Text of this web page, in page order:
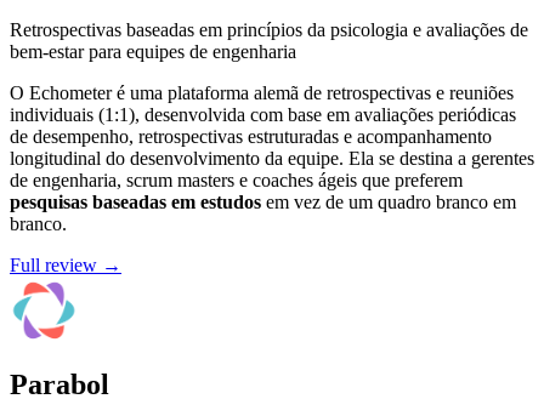
Retrospectivas baseadas em princípios da psicologia e avaliações de
bem-estar para equipes de engenharia
O Echometer é uma plataforma alemã de retrospectivas e reuniões
individuais (1:1), desenvolvida com base em avaliações periódicas
de desempenho, retrospectivas estruturadas e acompanhamento
longitudinal do desenvolvimento da equipe. Ela se destina a gerentes
de engenharia, scrum masters e coaches ágeis que preferem
pesquisas baseadas em estudos em vez de um quadro branco em
branco.
Full review →
Parabol